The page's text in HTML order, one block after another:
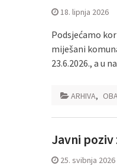
18. lipnja 2026
Podsjećamo
miješani
23.6.2026., a u
ARHIVA,
Javni poziv
25. svibnja 2026